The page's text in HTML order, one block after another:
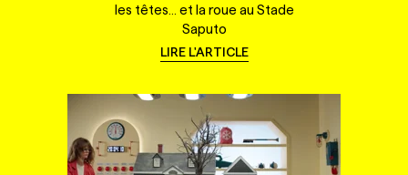
les têtes... et la roue au Stade
Saputo
LIRE L'ARTICLE